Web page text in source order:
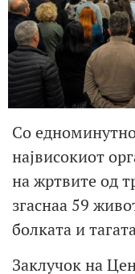
Со
највисокиот
на жртвите од
згаснаа 59
болката и
Заклучок на